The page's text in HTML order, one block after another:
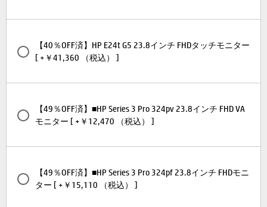
【40％OFF済】HP E24t G5 23.8インチ FHDタッチモニター
[ +￥41,360 （税込） ]
【49％OFF済】■HP Series 3 Pro 324pv 23.8インチ FHD VA
モニター [ +￥12,470 （税込） ]
【49％OFF済】■HP Series 3 Pro 324pf 23.8インチ FHDモニ
ター [ +￥15,110 （税込） ]